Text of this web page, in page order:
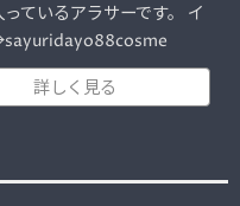
ているアラサーです。 イ
詳しく見る